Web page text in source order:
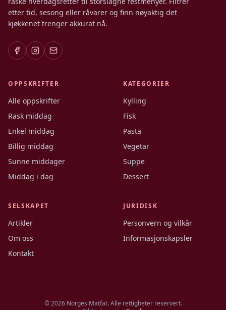
etter tid, sesong eller råvarer og finn nøyaktig det
kjøkkenet trenger akkurat nå.
OPPSKRIFTER
Alle oppskrifter
Rask middag
Enkel middag
Billig middag
Sunne middager
Middag i dag
KATEGORIER
Kylling
Fisk
Pasta
Vegetar
Suppe
Dessert
SELSKAPET
Artikler
Om oss
Kontakt
JURIDISK
Personvern og vilkår
Informasjonskapsler
©2026Norges Matfat. Alle rettigheter reservert.